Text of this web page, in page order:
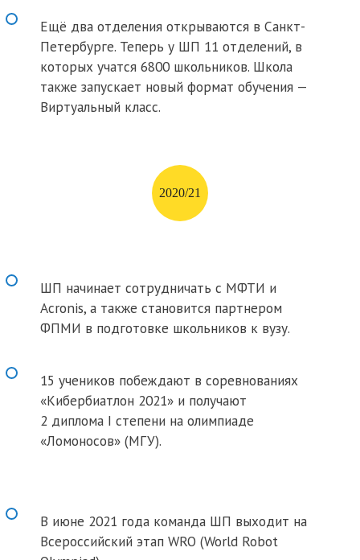
Ещё два отделения открываются в Санкт-
Петербурге. Теперь у ШП 11 отделений, в
которых учатся 6800 школьников. Школа
также запускает новый формат обучения —
Виртуальный класс.
2020/21
ШП начинает сотрудничать с МФТИ и
Acronis, а также становится партнером
ФПМИ в подготовке школьников к вузу.
15 учеников побеждают в соревнованиях
«Кибербиатлон 2021» и получают
2 диплома I степени на олимпиаде
«Ломоносов» (МГУ).
В июне 2021 года команда ШП выходит на
Всероссийский этап WRO (World Robot